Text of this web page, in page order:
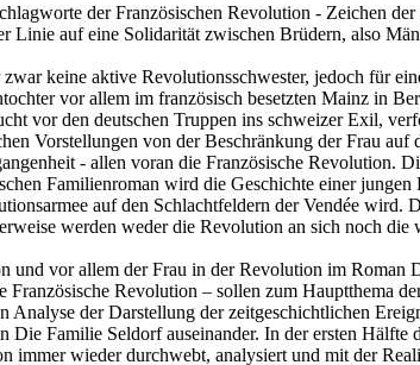
der Französischen Revolution - Zeichen
Linie auf eine Solidarität zwischen Brüdern, also
keine aktive Revolutionsschwester, jedoch für
vor allem im französisch besetzten Mainz in
vor den deutschen Truppen ins schweizer Exil,
Vorstellungen von der Beschränkung der Frau
- allen voran die Französische Revolution.
Familienroman wird die Geschichte einer
auf den Schlachtfeldern der Vendée
werden weder die Revolution an sich noch
vor allem der Frau in der Revolution im Roman
Revolution – sollen zum Hauptthema
der Darstellung der zeitgeschichtlichen
Familie Seldorf auseinander. In der ersten
wieder durchwebt, analysiert und mit der